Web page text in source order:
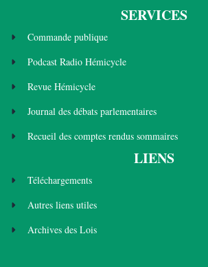
SERVICES
Commande publique
Podcast Radio Hémicycle
Revue Hémicycle
Journal des débats parlementaires
Recueil des comptes rendus sommaires
LIENS
Téléchargements
Autres liens utiles
Archives des Lois